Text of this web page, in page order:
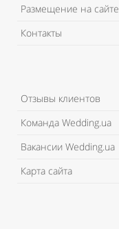
Размещение на сайте
Контакты
Отзывы клиентов
Команда Wedding.ua
Вакансии Wedding.ua
Карта сайта